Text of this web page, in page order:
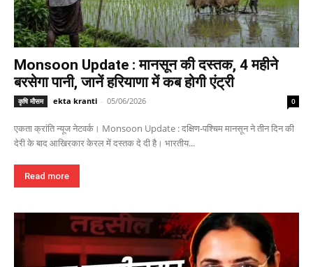
Monsoon Update : मानसून की दस्तक, 4 महीने
बरसेगा पानी, जानें हरियाणा में कब होगी एंट्री
कृषि मौसम ekta kranti - 05/06/2026 0
एकता क्रांति न्यूज नेटवर्क। Monsoon Update : दक्षिण-पश्चिम मानसून ने तीन दिन की
देरी के बाद आखिरकार केरल में दस्तक दे दी है। भारतीय...
Read more